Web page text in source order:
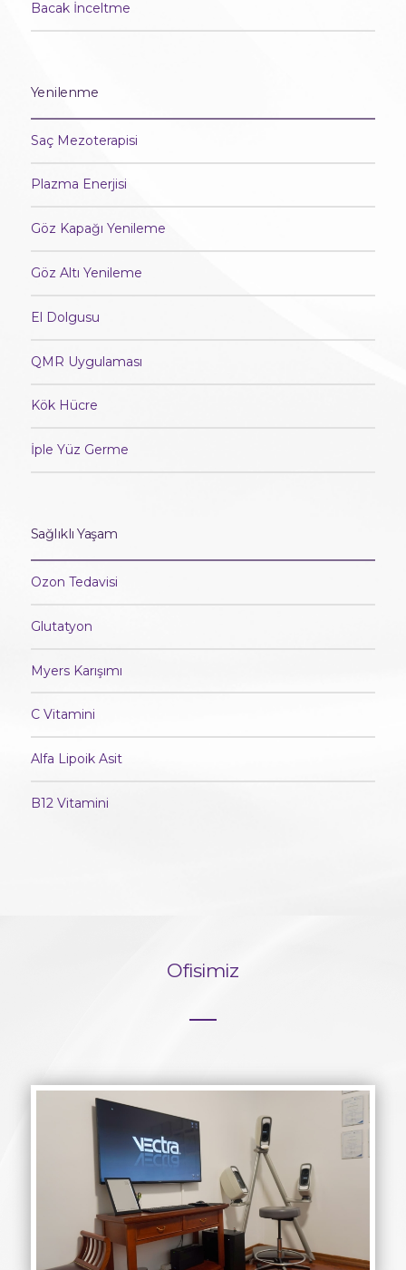
Bacak İnceltme
Yenilenme
Saç Mezoterapisi
Plazma Enerjisi
Göz Kapağı Yenileme
Göz Altı Yenileme
El Dolgusu
QMR Uygulaması
Kök Hücre
İple Yüz Germe
Sağlıklı Yaşam
Ozon Tedavisi
Glutatyon
Myers Karışımı
C Vitamini
Alfa Lipoik Asit
B12 Vitamini
Ofisimiz